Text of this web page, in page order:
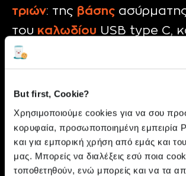
But first, Cookie?
Χρησιμοποιούμε cookies για να σου
κορυφαία, προσωποποιημένη εμπειρία
και για εμπορική χρήση από εμάς και
μας. Μπορείς να διαλέξεις εσύ ποια
τοποθετηθούν, ενώ μπορείς και να τα
τριών: της βάσης
του καλωδίου USB type C,
τροφοδοτικού
Προτείνουμε τη χρήση των
εξαρτημάτων της
εξαρτημάτων τρίτων
αλλάμε πιστοποίηση
αποφυγή προβλημάτων.
αλλαγή (π.χ.καλωδίου ) με